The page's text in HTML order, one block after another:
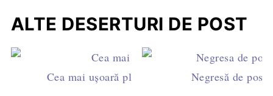
ALTE DESERTURI DE POST
Cea mai ușoară plăcintă cu mere. Plăcintă
Negresă de post